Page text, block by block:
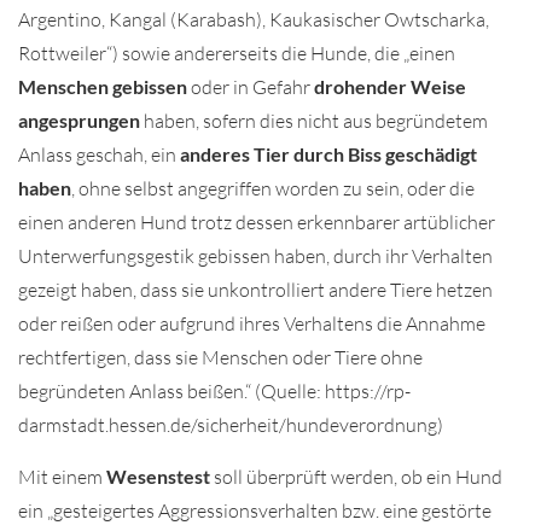
Argentino, Kangal (Karabash), Kaukasischer Owtscharka,
Rottweiler“) sowie andererseits die Hunde, die „einen
Menschen gebissenoder in Gefahrdrohender Weise
angesprungen haben, sofern dies nicht aus begründetem
Anlass geschah, ein anderes Tier durch Biss geschädigt
haben, ohne selbst angegriffen worden zu sein, oder die
einen anderen Hund trotz dessen erkennbarer artüblicher
Unterwerfungsgestik gebissen haben, durch ihr Verhalten
gezeigt haben, dass sie unkontrolliert andere Tiere hetzen
oder reißen oder aufgrund ihres Verhaltens die Annahme
rechtfertigen, dass sie Menschen oder Tiere ohne
begründeten Anlass beißen.“ (Quelle: https://rp-
darmstadt.hessen.de/sicherheit/hundeverordnung)
Mit einem Wesenstest soll überprüft werden, ob ein Hund
ein „gesteigertes Aggressionsverhalten bzw. eine gestörte